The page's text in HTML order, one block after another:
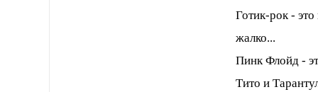
Готик-рок -
жалко...
Пинк Флойд -
Тито и